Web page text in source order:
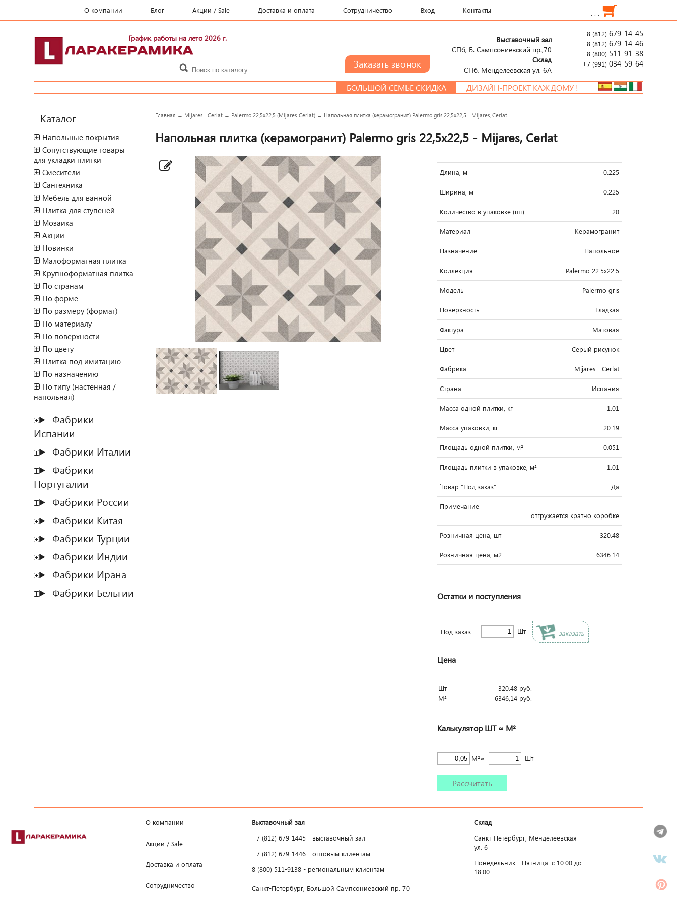
О компании Блог Акции / Sale Доставка и оплата Сотрудничество Вход Контакты . . .
График работы на лето 2026 г. 8 (812) 679-14-45
8 (812) 679-14-46
8 (800) 511-91-38
+7 (991) 034-59-64
Выставочный зал
СПб, Б. Сампсониевский пр.,70
Склад
СПб, Менделеевcкая ул, 6А
БОЛЬШОЙ СЕМЬЕ СКИДКА ДИЗАЙН-ПРОЕКТ КАЖДОМУ !
Каталог
Напольные покрытия
Сопутствующие товары
для укладки плитки
Смесители
Сантехника
Мебель для ванной
Плитка для ступеней
Мозаика
Акции
Новинки
Малоформатная плитка
Крупноформатная плитка
По странам
По форме
По размеру (формат)
По материалу
По поверхности
По цвету
Плитка под имитацию
По назначению
По типу (настенная /
напольная)
Фабрики
Испании
Фабрики Италии
Фабрики
Португалии
Фабрики России
Фабрики Китая
Фабрики Турции
Фабрики Индии
Фабрики Ирана
Фабрики Бельгии
Главная → Mijares - Cerlat → Palermo 22,5x22,5 (Mijares-Cerlat) → Напольная плитка (керамогранит) Palermo gris 22,5x22,5 - Mijares, Cerlat
Напольная плитка (керамогранит) Palermo gris 22,5x22,5 - Mijares, Cerlat
Длина, м 0.225
Ширина, м 0.225
Количество в упаковке (шт) 20
Материал Керамогранит
Назначение Напольное
Коллекция Palermo 22.5x22.5
Модель Palermo gris
Поверхность Гладкая
Фактура Матовая
Цвет Серый рисунок
Фабрика Mijares - Cerlat
Страна Испания
Масса одной плитки, кг 1.01
Масса упаковки, кг 20.19
Площадь одной плитки, м² 0.051
Площадь плитки в упаковке, м² 1.01
`Товар "Под заказ" Да
Примечание
отгружается кратно коробке
Розничная цена, шт 320.48
Розничная цена, м2 6346.14
Остатки и поступления
Под заказ Шт заказать
Цена
Шт 320.48руб.
М²
6346,14руб.
Калькулятор ШТ ≈ М²
М²≈ Шт
Рассчитать
О компании
Акции / Sale
Доставка и оплата
Сотрудничество
Выставочный зал
+7 (812) 679-1445 - выставочный зал
+7 (812) 679-1446 - оптовым клиентам
8 (800) 511-9138 - региональным клиентам
Санкт-Петербург, Большой Сампсониевский пр. 70
Склад
Санкт-Петербург, Менделеевская
ул. 6
Понедельник - Пятница: c 10:00 до
18:00